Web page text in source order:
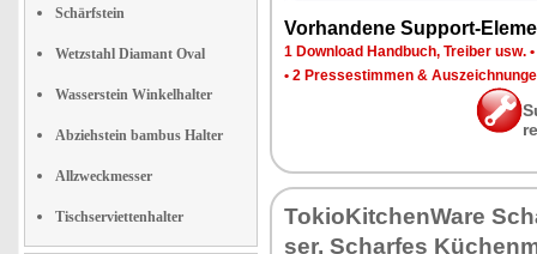
Schärfstein
Wetzstahl Diamant Oval
Wasserstein Winkelhalter
Abziehstein bambus Halter
Allzweckmesser
Tischserviettenhalter
Vor­han­de­ne Sup­port-
1 Down­load Hand­buch, Trei­ber usw. •
• 2 Pres­se­stim­men &
To­kio­Kit­chen­Wa­re
ser, Schar­fes